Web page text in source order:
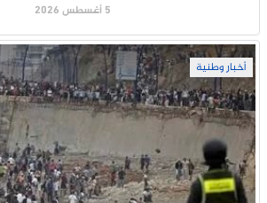
5 أغسطس 2026
أخبار وطنية